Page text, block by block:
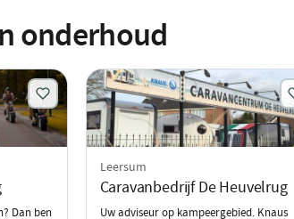
onderhoud
Dan ben
Leersum
Caravanbedrijf De Heuvelrug
Uw adviseur op kampeergebied. Knaus